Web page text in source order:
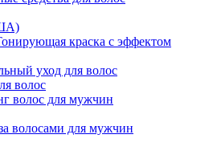
краска с эффектом
уход для волос
волос
волос для мужчин
волосами для мужчин